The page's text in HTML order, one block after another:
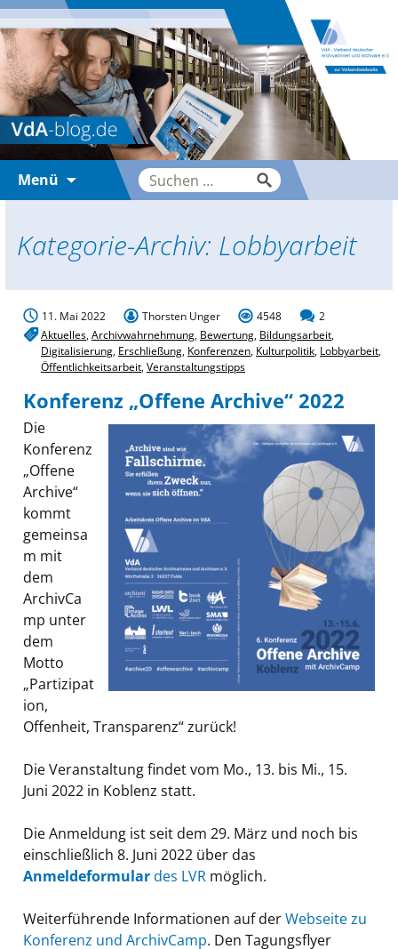
Menü
Suche
nach:
Kategorie-Archiv: Lobbyarbeit
11. Mai 2022 Thorsten Unger 4548
2
Aktuelles,Archivwahrnehmung, Bewertung, Bildungsarbeit,
Digitalisierung, Erschließung, Konferenzen, Kulturpolitik, Lobbyarbeit,
Öffentlichkeitsarbeit,Veranstaltungstipps
Konferenz „Offene Archive“ 2022
Die
Konferenz
„Offene
Archive“
kommt
gemeinsa
m mit
dem
ArchivCa
mp unter
dem
Motto
„Partizipat
ion,
Offenheit, Transparenz“ zurück!
Die Veranstaltung findet vom Mo., 13. bis Mi., 15.
Juni 2022 in Koblenz statt.
Die Anmeldung ist seit dem 29. März und noch bis
einschließlich 8. Juni 2022 über das
Anmeldeformulardes LVR möglich.
Weiterführende Informationen auf derWebseite zu
Konferenz und ArchivCamp. Den Tagungsflyer